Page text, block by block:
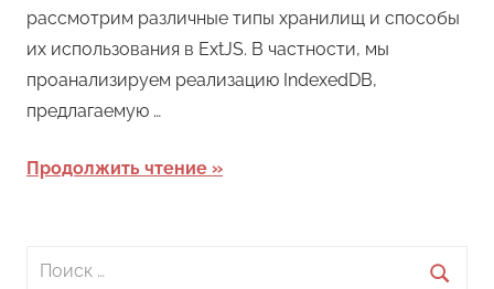
рассмотрим различные типы хранилищ и способы
их использования в ExtJS. В частности, мы
проанализируем реализацию IndexedDB,
предлагаемую …
Продолжить чтение
Поиск